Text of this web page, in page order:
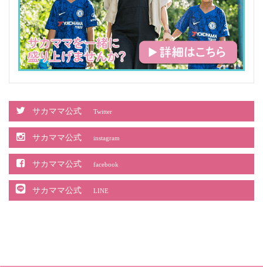
サカママ公式 Twitter
サカママ公式 instagram
サカママ公式 facebook
サカママ公式 LINE